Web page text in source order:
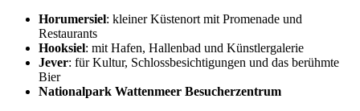
Horumersiel: kleiner Küstenort mit Promenade und
Restaurants
Hooksiel: mit Hafen, Hallenbad und Künstlergalerie
Jever: für Kultur, Schlossbesichtigungen und das berühmte
Bier
Nationalpark Wattenmeer Besucherzentrum